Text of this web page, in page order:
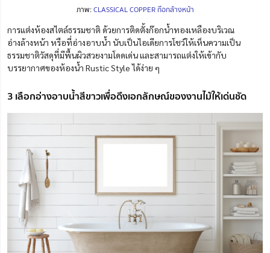
ภาพ:CLASSICAL COPPER ก๊อกล้างหน้า
การแต่งห้องสไตล์ธรรมชาติ ด้วยการติดตั้งก๊อกน้ำทองเหลืองบริเวณ
อ่างล้างหน้า หรือที่อ่างอาบน้ำ นับเป็นไอเดียการโชว์ให้เห็นความเป็น
ธรรมชาติวัสดุที่มีพื้นผิวสวยงามโดดเด่น และสามารถแต่งให้เข้ากับ
บรรยากาศของห้องน้ำ Rustic Style ได้ง่าย ๆ
3 เลือกอ่างอาบน้ำสีขาวเพื่อดึงเอกลักษณ์ของงานไม้ให้เด่นชัด